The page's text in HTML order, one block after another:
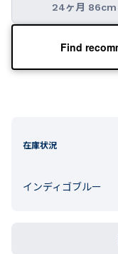
24ヶ月 86cm
Find
在庫状況
インディゴブルー